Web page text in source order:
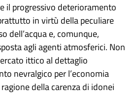
il progressivo deterioramento
in virtù della peculiare
dell’acqua e, comunque,
agli agenti atmosferici. Non
ittico al dettaglio
nevralgico per l’economia
della carenza di idonei